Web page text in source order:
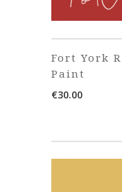
Fort York
Paint
€30.00